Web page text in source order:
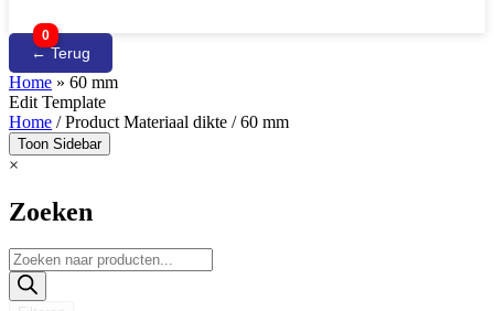
0
← Terug
Home » 60 mm
Edit Template
Home / Product Materiaal dikte / 60 mm
Toon Sidebar
×
Zoeken
Producten
zoeken